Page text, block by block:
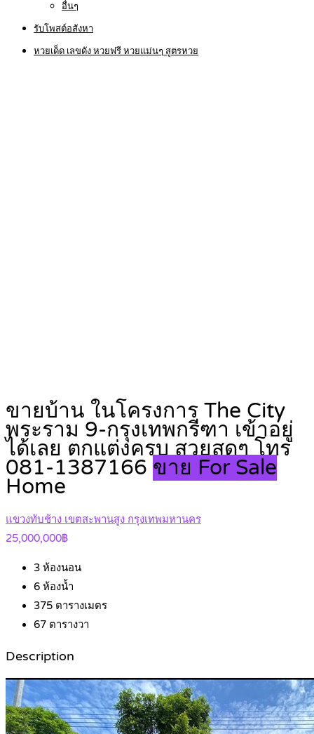
อื่นๆ
รับโพสต์อสังหา
หวยเด็ด เลขดัง หวยฟรี หวยแม่นๆ สูตรหวย
ขายบ้าน ในโครงการ The City
พระราม 9-กรุงเทพกรีฑา เข้าอยู่
ได้เลย ตกแต่งครบ สวยสุดๆ โทร
081-1387166 ขาย For Sale
Home
แขวงทับช้าง เขตสะพานสูง กรุงเทพมหานคร
25,000,000฿
3 ห้องนอน
6 ห้องน้ำ
375 ตารางเมตร
67 ตารางวา
Description